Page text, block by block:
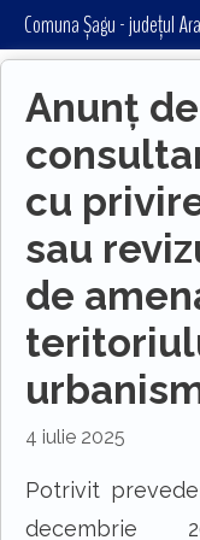
Sari
la
Comuna Șagu - județul
Anunț
cu
sau
de
4 iulie 2025
Potrivit
decembrie